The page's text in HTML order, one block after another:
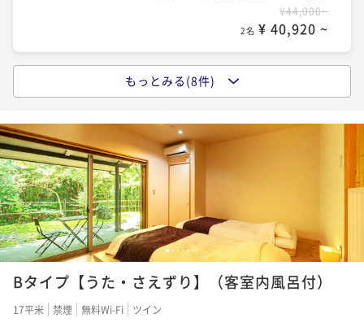
¥44,000~
2名 ¥ 40,920 ~
☆早期割30☆【30日前までの予約でお得に！】源泉掛
け流し温泉と四季折々の紫尾庵流創作懐石を愉しむ
二食付き 事前決済可
IN 15:00 - 18:00 OUT11:00
ポイント即利用で
ポイントアップ
【好評につき延長】夏の温泉プラン♪お風呂上りは鹿
児島名物アイス「白熊」と缶ビールでひんやり【特典
付】
もっとみる(8件)
1 2 3 45 6 7
Bタイプ【うた・さえずり】（客室内風呂付）
17平米 禁煙 無料Wi-Fi ツイン